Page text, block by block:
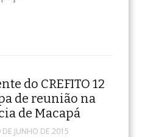
do CREFITO 12
de reunião na
de Macapá
DE JUNHO DE 2015